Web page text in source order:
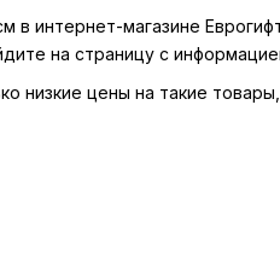
интернет-магазине
на страницу с
низкие цены на такие